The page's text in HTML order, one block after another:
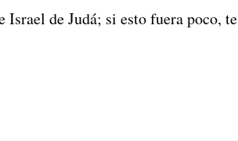
Israel de Judá; si esto fuera poco, te